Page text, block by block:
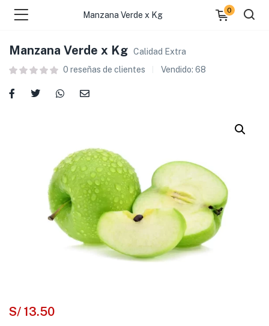
Manzana Verde x Kg
0
Manzana Verde x Kg Calidad Extra
0 reseñas de clientes Vendido: 68
S/ 13.50